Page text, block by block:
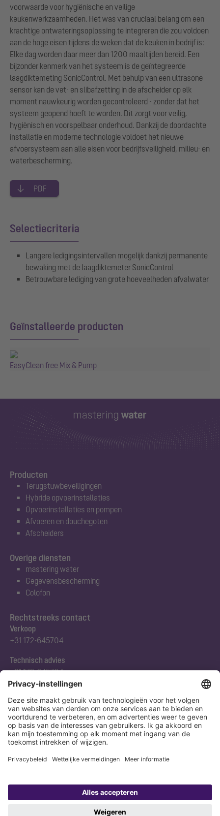
voorwaarde voor hygiënische en veilige
keukenwerkzaamheden. Het was van cruciaal belang om een
krachtige ontwateringsoplossing te integreren die zou voldoen
aan de hoge eisen tijdens de weken dat de keuken in bedrijf is:
Elke dag worden daar meer dan 1200 maaltijden bereid. Een
bijzonder kenmerk van het systeem is de geïntegreerde
laagdiktemeting SonicControl. Met behulp van een ultrasone
sensor kan de vet- en slibafzetting in de afscheider op elk
moment nauwkeurig worden gecontroleerd - zonder dat het
systeem geopend hoeft te worden. Dit zorgt voor veilig,
hygiënisch en voorspelbaar onderhoud. Dankzij de doordachte
installatie en moderne technologie voldoet het nieuwe
afvoersysteem aan alle eisen voor bedrijfsveiligheid, milieu- en
waterbescherming.
PDF
Selectiecriteria
Langere ledigingsintervallen mogelijk dankzij permanente
bewaking met de laagdiktemeter SonicControl
Betrouwbare lediging van grote hoeveelheden afvalwater
Geïnstalleerde producten
EasyClean free Mix & Pump
Producten
Terugstuwbeveiligingen
Hybride opvoerinstallaties
Opvoerinstallaties en pompen
Afvoeren en douchegoten
Afscheiders
Rechtstreeks contact
Verkoop
+31 172-645704
Technisch advies
+31 172-645704
Abonneert u zich op onze nieuwsbrief
Nu aanmelden
Overige diensten
mastering water
Gegevensbescherming
Colofon
Copyright 1998-2026 KESSEL SE + Co. KG, Bahnhofstraße 31, 85101 Lenting,
Verklaring Colofon